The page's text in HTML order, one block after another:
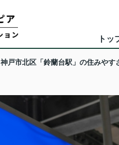
トッ
神戸市北区「鈴蘭台駅」の住みやす